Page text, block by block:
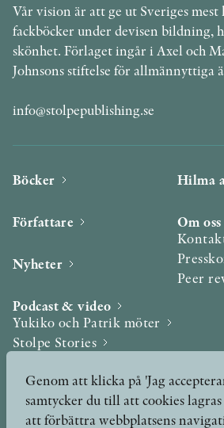
Vår vision är att ge ut Sveriges
fackböcker under devisen bildning,
skönhet. Förlaget ingår i Axel och
Johnsons stiftelse för allmännyttiga
info@stolpepublishing.se
Böcker
Författare
Nyheter
Podcast & video
Yukiko och Patrik möter
Stolpe Stories
Utmärkelser & Format
Utmärkelser
Hilma
Om oss
Peer
Genom att klicka på 'Jag
samtycker du till att cookies
att förbättra webbplatsens